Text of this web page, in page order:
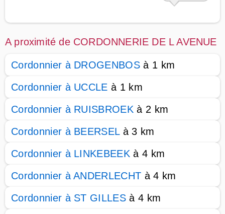
A proximité de CORDONNERIE DE L AVENUE
Cordonnier à DROGENBOS à 1 km
Cordonnier à UCCLE à 1 km
Cordonnier à RUISBROEK à 2 km
Cordonnier à BEERSELà 3 km
Cordonnier à LINKEBEEK à 4 km
Cordonnier à ANDERLECHT à 4 km
Cordonnier à ST GILLES à 4 km